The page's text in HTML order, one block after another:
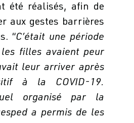
été réalisés, afin de
aux gestes barrières
“C’était une période
les filles avaient peur
leur arriver après
à la COVID-19.
organisé par la
a permis de les